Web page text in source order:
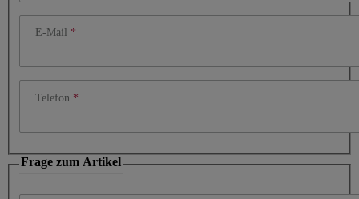
E-Mail
Telefon
Frage zum Artikel